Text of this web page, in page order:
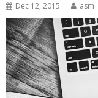
Dec 12, 2015 asm